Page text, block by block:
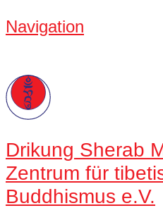
Navigation
Drikung Sherab
Zentrum für
Buddhismus e.V.